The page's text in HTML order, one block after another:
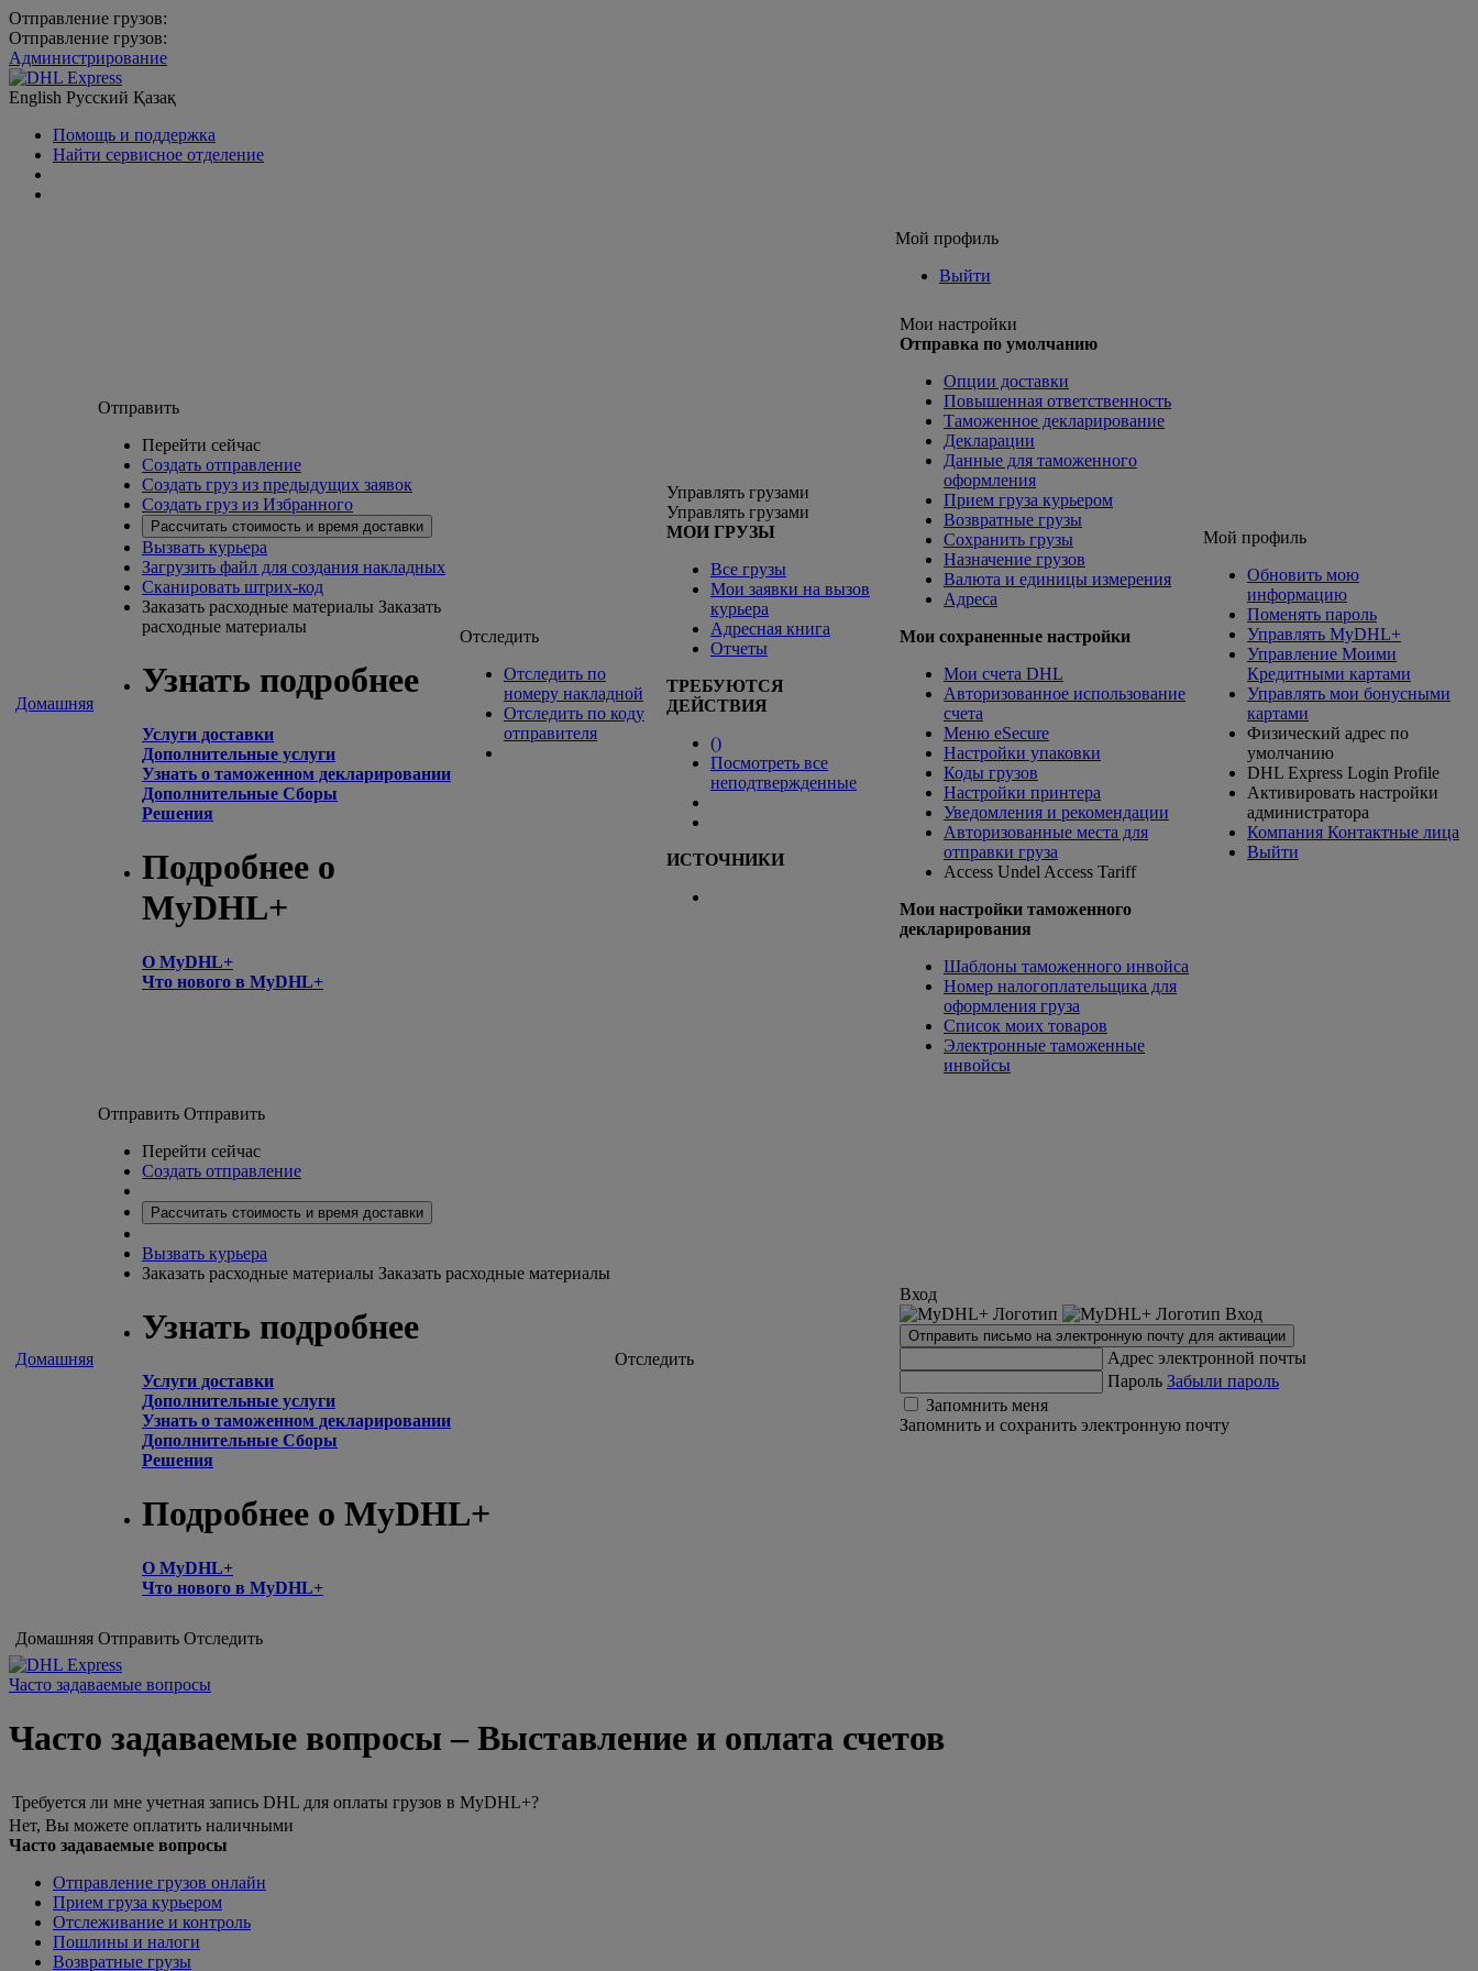
Отправление грузов:
Отправление грузов:
Администрирование
English Русский Қазақ
Помощь и поддержка
Найти сервисное отделение
Мой профиль
Выйти
Домашняя
Отправить
Перейти сейчас
Создать отправление
Создать груз из предыдущих заявок
Создать груз из Избранного
Рассчитать стоимость и время доставки
Вызвать курьера
Загрузить файл для создания накладных
Сканировать штрих-код
Заказать расходные материалы Заказать
расходные материалы
Узнать подробнее
Услуги доставки
Дополнительные услуги
Узнать о таможенном декларировании
Дополнительные Сборы
Решения
Подробнее о
MyDHL+
О MyDHL+
Что нового в MyDHL+
Отследить
Отследить по
номеру накладной
Отследить по коду
отправителя
Управлять грузами
Управлять грузами
МОИ ГРУЗЫ
Все грузы
Мои заявки на вызов
курьера
Адресная книга
Отчеты
ТРЕБУЮТСЯ
ДЕЙСТВИЯ
()
Посмотреть все
неподтвержденные
ИСТОЧНИКИ
Мои настройки
Отправка по умолчанию
Опции доставки
Повышенная ответственность
Таможенное декларирование
Декларации
Данные для таможенного
оформления
Прием груза курьером
Возвратные грузы
Сохранить грузы
Назначение грузов
Валюта и единицы измерения
Адреса
Мои сохраненные настройки
Мои счета DHL
Авторизованное использование
счета
Меню eSecure
Настройки упаковки
Коды грузов
Настройки принтера
Уведомления и рекомендации
Авторизованные места для
отправки груза
Access Undel Access Tariff
Мои настройки таможенного
декларирования
Шаблоны таможенного инвойса
Номер налогоплательщика для
оформления груза
Список моих товаров
Электронные таможенные
инвойсы
Мой профиль
Обновить мою
информацию
Поменять пароль
Управлять MyDHL+
Управление Моими
Кредитными картами
Управлять мои бонусными
картами
Физический адрес по
умолчанию
DHL Express Login Profile
Активировать настройки
администратора
Компания Контактные лица
Выйти
Домашняя
Отправить Отправить
Перейти сейчас
Создать отправление
Рассчитать стоимость и время доставки
Вызвать курьера
Заказать расходные материалы Заказать расходные материалы
Узнать подробнее
Услуги доставки
Дополнительные услуги
Узнать о таможенном декларировании
Дополнительные Сборы
Решения
Подробнее о MyDHL+
О MyDHL+
Что нового в MyDHL+
Отследить
Вход
Вход
Отправить письмо на электронную почту для активации
Адрес электронной почты
Пароль Забыли пароль
Запомнить меня
Запомнить и сохранить электронную почту
Домашняя Отправить Отследить
Часто задаваемые вопросы
Часто задаваемые вопросы – Выставление и оплата счетов
Требуется ли мне учетная запись DHL для оплаты грузов в MyDHL+?
Нет, Вы можете оплатить наличными
Часто задаваемые вопросы
Отправление грузов онлайн
Прием груза курьером
Отслеживание и контроль
Пошлины и налоги
Возвратные грузы